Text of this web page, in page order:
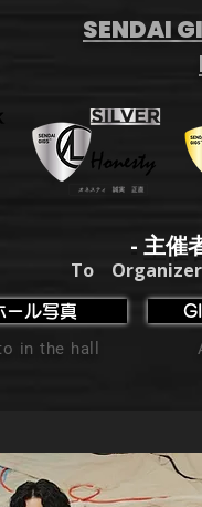
SENDAI
- 主催
To
ール写真
in the hall